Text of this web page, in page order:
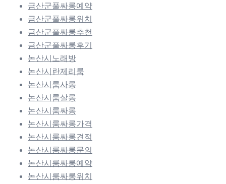
금산군풀싸롱예약
금산군풀싸롱위치
금산군풀싸롱추천
금산군풀싸롱후기
논산시노래방
논산시란제리룸
논산시룸사롱
논산시룸살롱
논산시룸싸롱
논산시룸싸롱가격
논산시룸싸롱견적
논산시룸싸롱문의
논산시룸싸롱예약
논산시룸싸롱위치